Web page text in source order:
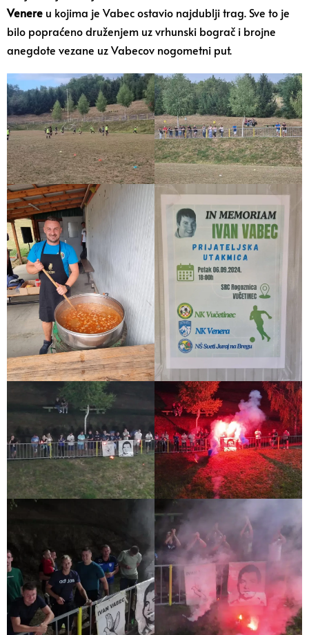
Venere u kojima je Vabec ostavio najdublji trag. Sve to je
bilo popraćeno druženjem uz vrhunski bograč i brojne
anegdote vezane uz Vabecov nogometni put.